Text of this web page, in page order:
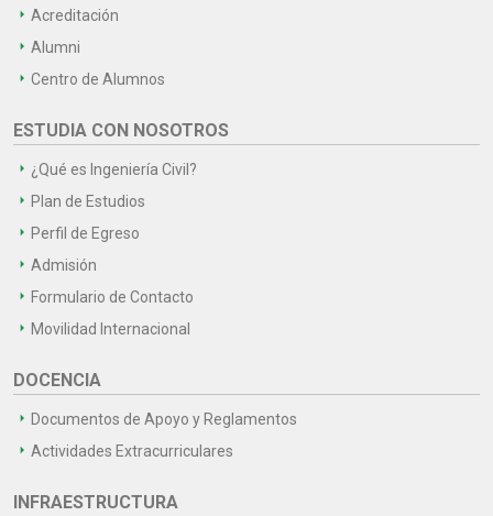
Acreditación
Alumni
Centro de Alumnos
ESTUDIA CON NOSOTROS
¿Qué es Ingeniería Civil?
Plan de Estudios
Perfil de Egreso
Admisión
Formulario de Contacto
Movilidad Internacional
DOCENCIA
Documentos de Apoyo y Reglamentos
Actividades Extracurriculares
INFRAESTRUCTURA